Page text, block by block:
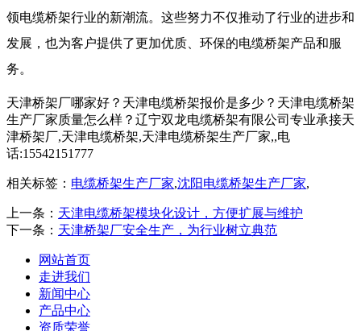
领电缆桥架行业的新潮流。这些努力不仅推动了行业的进步和
发展，也为客户提供了更加优质、环保的电缆桥架产品和服
务。
天津桥架厂哪家好？天津电缆桥架报价是多少？天津电缆桥架
生产厂家质量怎么样？辽宁双龙电缆桥架有限公司专业承接天
津桥架厂,天津电缆桥架,天津电缆桥架生产厂家,,电
话:15542151777
相关标签： 电缆桥架生产厂家,沈阳电缆桥架生产厂家,
上一条： 天津电缆桥架模块化设计，方便扩展与维护
下一条： 天津桥架厂安全生产，为行业树立典范
网站首页
走进我们
新闻中心
产品中心
资质荣誉